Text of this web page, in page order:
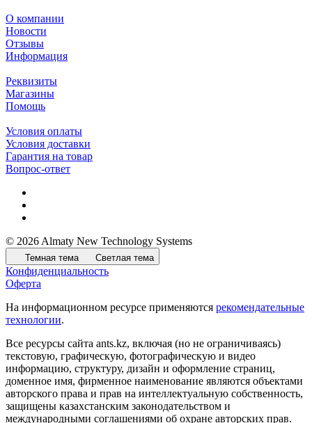
О компании
Новости
Отзывы
Информация
Реквизиты
Магазины
Помощь
Условия оплаты
Условия доставки
Гарантия на товар
Вопрос-ответ
© 2026 Almaty New Technology Systems
Темная тема Светлая тема
Конфиденциальность
Оферта
На информационном ресурсе применяются рекомендательные
технологии.
Все ресурсы сайта ants.kz, включая (но не ограничиваясь)
текстовую, графическую, фотографическую и видео
информацию, структуру, дизайн и оформление страниц,
доменное имя, фирменное наименование являются объектами
авторского права и прав на интеллектуальную собственность,
защищены казахстанским законодательством и
международными соглашениями об охране авторских прав.